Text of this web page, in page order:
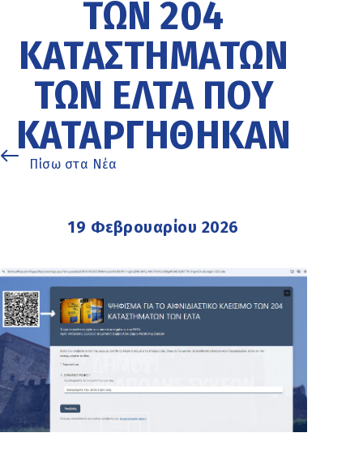
ΤΩΝ 204
ΚΑΤΑΣΤΗΜΆΤΩΝ
ΤΩΝ ΕΛΤΑ ΠΟΥ
ΚΑΤΑΡΓΉΘΗΚΑΝ
Πίσω στα Νέα
19 Φεβρουαρίου 2026